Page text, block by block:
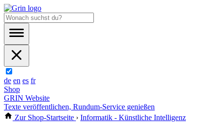
de en es fr
Shop
GRIN Website
Texte veröffentlichen, Rundum-Service genießen
Zur Shop-Startseite › Informatik - Künstliche Intelligenz